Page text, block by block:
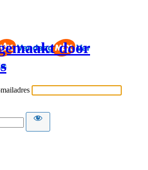
door